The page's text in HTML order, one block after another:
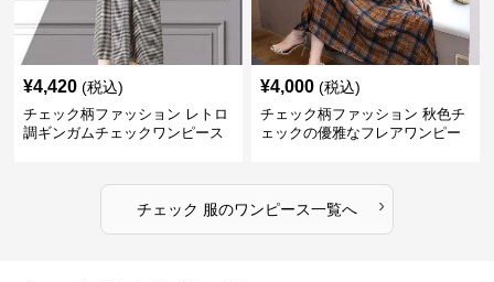
¥4,420 (税込)
チェック柄ファッション レトロ
調ギンガムチェックワンピース
¥4,000 (税込)
チェック柄ファッション 秋色チ
ェックの優雅なフレアワンピー
チェック 服のワンピース一覧へ ›